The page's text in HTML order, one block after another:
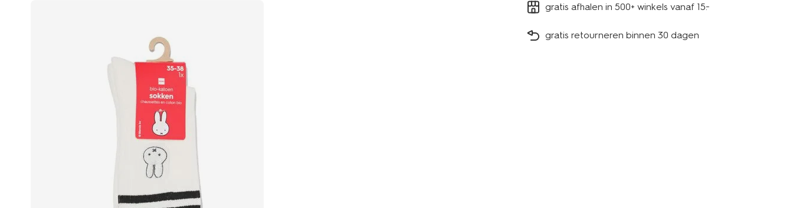
gratis afhalen in 500+ winkels vanaf 15.-
gratis retourneren binnen 30 dagen